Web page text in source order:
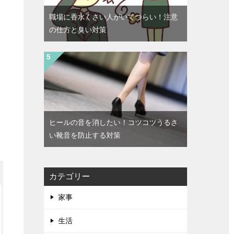
職場に香水くさい人がいてつらい！注意
の仕方と臭い対策
ヒールの音を消したい！コツコツうるさ
い靴音を防止する対策
カテゴリー
家事
生活